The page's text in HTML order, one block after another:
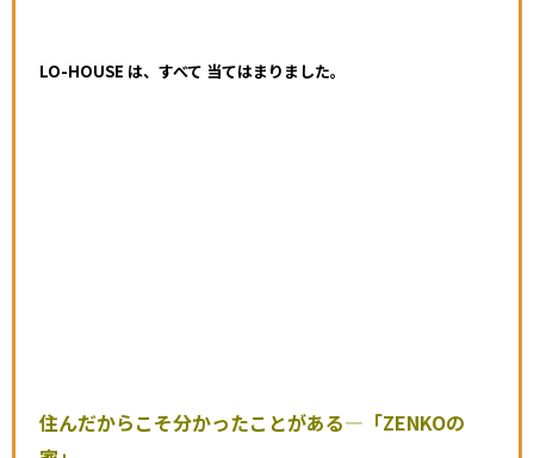
LO-HOUSE は、すべて 当てはまりました。
住んだからこそ分かったことがある―「ZENKOの